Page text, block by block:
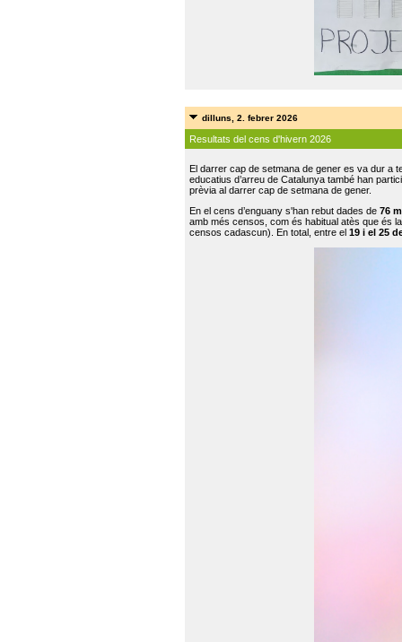
dilluns, 2. febrer 2026
Resultats del cens d'hivern 2026
El darrer cap de setmana de gener es va dur a
educatius d’arreu de Catalunya també han
prèvia al darrer cap de setmana de gener.
En el cens d’enguany s'han rebut dades de 76
amb més censos, com és habitual atès que és
censos cadascun). En total, entre el 19 i el 25